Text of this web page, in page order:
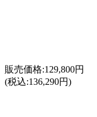
販売価格:129,800円
(税込:136,290円)